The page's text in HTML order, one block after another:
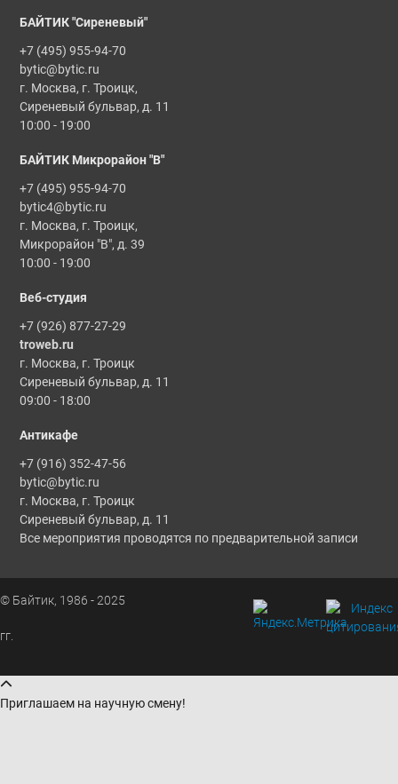
БАЙТИК "Сиреневый"
+7 (495) 955-94-70
bytic@bytic.ru
г. Москва, г. Троицк,
Сиреневый бульвар, д. 11
10:00 - 19:00
БАЙТИК Микрорайон "В"
+7 (495) 955-94-70
bytic4@bytic.ru
г. Москва, г. Троицк,
Микрорайон "В", д. 39
10:00 - 19:00
Веб-студия
+7 (926) 877-27-29
troweb.ru
г. Москва, г. Троицк
Сиреневый бульвар, д. 11
09:00 - 18:00
Антикафе
+7 (916) 352-47-56
bytic@bytic.ru
г. Москва, г. Троицк
Сиреневый бульвар, д. 11
Все мероприятия проводятся по предварительной записи
© Байтик, 1986 - 2025
гг.
Приглашаем на научную смену!